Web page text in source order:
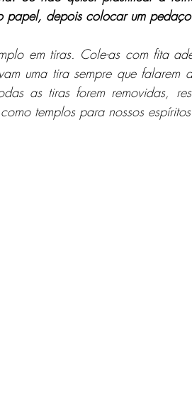
papel, depois colocar um
em tiras. Cole-as com fita
uma tira sempre que
as tiras forem removidas,
templos para nossos